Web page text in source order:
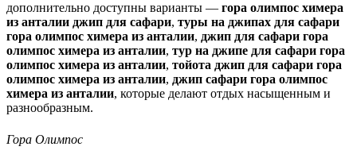
дополнительно доступны варианты — гора олимпос химера
из анталии джип для сафари, туры на джипах для сафари
гора олимпос химера из анталии, джип для сафари гора
олимпос химера из анталии, тур на джипе для сафари гора
олимпос химера из анталии, тойота джип для сафари гора
олимпос химера из анталии, джип сафари гора олимпос
химера из анталии, которые делают отдых насыщенным и
разнообразным.
Гора Олимпос